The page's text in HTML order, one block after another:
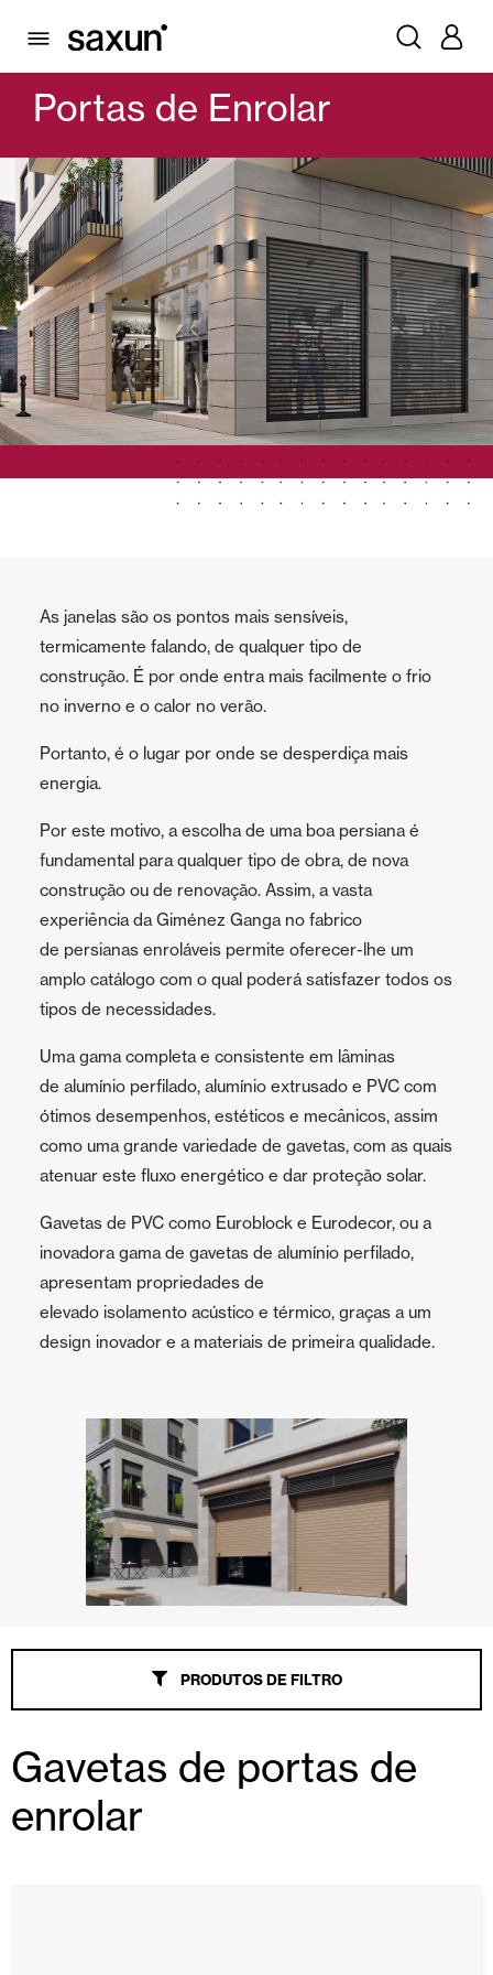
PRODUTOS
GARAGEM E PORTAS COMERCIAIS
Portas de Enrolar
As janelas são os pontos mais sensíveis,
termicamente falando, de qualquer tipo de
construção. É por onde entra mais facilmente o frio
no inverno e o calor no verão.
Portanto, é o lugar por onde se desperdiça mais
energia.
Por este motivo, a escolha de uma boa persiana é
fundamental para qualquer tipo de obra, de nova
construção ou de renovação. Assim, a vasta
experiência da Giménez Ganga no fabrico
de persianas enroláveis permite oferecer-lhe um
amplo catálogo com o qual poderá satisfazer todos os
tipos de necessidades.
Uma gama completa e consistente em lâminas
de alumínio perfilado, alumínio extrusado e PVC com
ótimos desempenhos, estéticos e mecânicos, assim
como uma grande variedade de gavetas, com as quais
atenuar este fluxo energético e dar proteção solar.
Gavetas de PVC como Euroblock e Eurodecor, ou a
inovadora gama de gavetas de alumínio perfilado,
apresentam propriedades de
elevado isolamento acústico e térmico, graças a um
design inovador e a materiais de primeira qualidade.
Pérgulas
Lâminas Quebra-Sol e Maiorquinas
Cortina e persianas
Cortinas de Vidro
Alicantinas e Cortinas exteriores
Mosquiteiras
Tudo
Portas de Enrolar
Portas seccionais
Smart Home e automatismos
PRODUTOS DE FILTRO
Gavetas de portas de
enrolar